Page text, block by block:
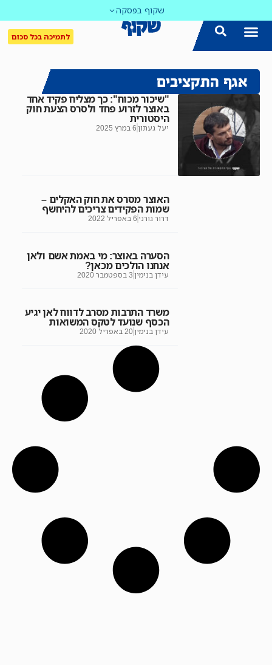
שקוף בפסקה
לתמיכה בכל סכום
אגף התקציבים
"שיכור מכוח": כך מצליח פקיד אחד
באוצר לזרוע פחד ולסרס הצעת חוק
היסטורית
יעל געתון 6 במרץ 2025
האוצר מסרס את חוק האקלים –
שמות הפקידים צריכים להיחשף
דרור גורני 6 באפריל 2022
הסערה באוצר: מי באמת אשם ולאן
אנחנו הולכים מכאן?
עידן בנימין 3 בספטמבר 2020
משרד התרבות מסרב לדווח לאן יגיע
הכסף שנועד לטקס המשואות
עידן בנימין20 באפריל 2020